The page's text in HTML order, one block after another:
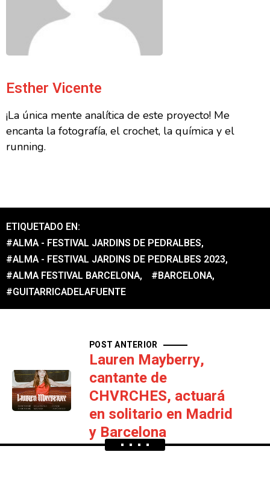
Esther Vicente
¡La única mente analítica de este proyecto! Me
encanta la fotografía, el crochet, la química y el
running.
ETIQUETADO EN:
#ALMA - FESTIVAL JARDINS DE PEDRALBES,
#ALMA - FESTIVAL JARDINS DE PEDRALBES 2023,
#ALMA FESTIVAL BARCELONA, #BARCELONA,
#GUITARRICADELAFUENTE
POST ANTERIOR
Lauren Mayberry,
cantante de
CHVRCHES, actuará
en solitario en Madrid
y Barcelona